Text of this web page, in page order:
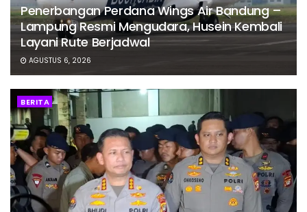
Penerbangan Perdana Wings Air Bandung –
Lampung Resmi Mengudara, Husein Kembali
Layani Rute Berjadwal
AGUSTUS 6, 2026
BERITA